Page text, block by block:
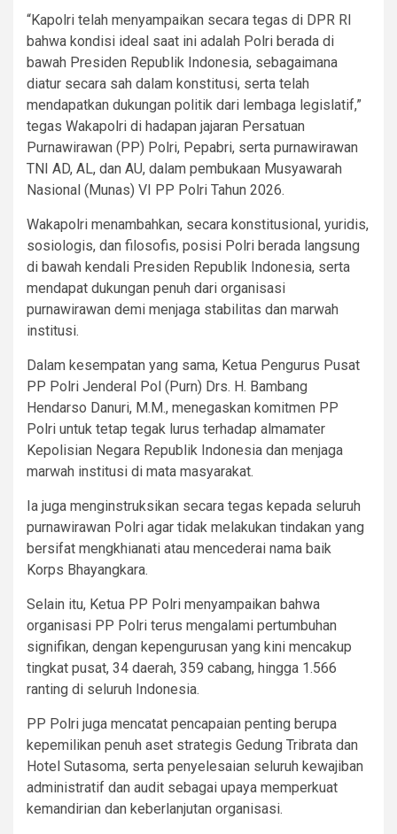
“Kapolri telah menyampaikan secara tegas di DPR RI
bahwa kondisi ideal saat ini adalah Polri berada di
bawah Presiden Republik Indonesia, sebagaimana
diatur secara sah dalam konstitusi, serta telah
mendapatkan dukungan politik dari lembaga legislatif,”
tegas Wakapolri di hadapan jajaran Persatuan
Purnawirawan (PP) Polri, Pepabri, serta purnawirawan
TNI AD, AL, dan AU, dalam pembukaan Musyawarah
Nasional (Munas) VI PP Polri Tahun 2026.
Wakapolri menambahkan, secara konstitusional, yuridis,
sosiologis, dan filosofis, posisi Polri berada langsung
di bawah kendali Presiden Republik Indonesia, serta
mendapat dukungan penuh dari organisasi
purnawirawan demi menjaga stabilitas dan marwah
institusi.
Dalam kesempatan yang sama, Ketua Pengurus Pusat
PP Polri Jenderal Pol (Purn) Drs. H. Bambang
Hendarso Danuri, M.M., menegaskan komitmen PP
Polri untuk tetap tegak lurus terhadap almamater
Kepolisian Negara Republik Indonesia dan menjaga
marwah institusi di mata masyarakat.
Ia juga menginstruksikan secara tegas kepada seluruh
purnawirawan Polri agar tidak melakukan tindakan yang
bersifat mengkhianati atau mencederai nama baik
Korps Bhayangkara.
Selain itu, Ketua PP Polri menyampaikan bahwa
organisasi PP Polri terus mengalami pertumbuhan
signifikan, dengan kepengurusan yang kini mencakup
tingkat pusat, 34 daerah, 359 cabang, hingga 1.566
ranting di seluruh Indonesia.
PP Polri juga mencatat pencapaian penting berupa
kepemilikan penuh aset strategis Gedung Tribrata dan
Hotel Sutasoma, serta penyelesaian seluruh kewajiban
administratif dan audit sebagai upaya memperkuat
kemandirian dan keberlanjutan organisasi.